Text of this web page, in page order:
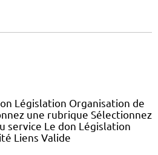
Législation Organisation de
une rubrique Sélectionnez
service Le don Législation
Liens Valide